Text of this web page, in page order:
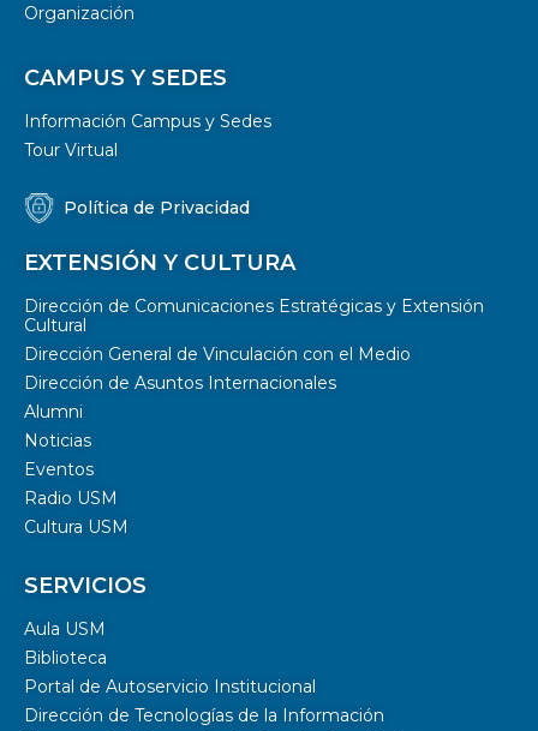
Organización
CAMPUS Y SEDES
Información Campus y Sedes
Tour Virtual
Política de Privacidad
EXTENSIÓN Y CULTURA
Dirección de Comunicaciones Estratégicas y Extensión
Cultural
Dirección General de Vinculación con el Medio
Dirección de Asuntos Internacionales
Alumni
Noticias
Eventos
Radio USM
Cultura USM
SERVICIOS
Aula USM
Biblioteca
Portal de Autoservicio Institucional
Dirección de Tecnologías de la Información